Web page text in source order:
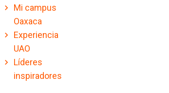
Mi campus
Oaxaca
Experiencia
UAO
Líderes
inspiradores